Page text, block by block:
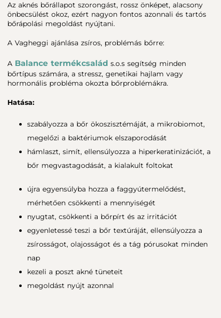
Az aknés bőrállapot szorongást, rossz önképet, alacsony
önbecsülést okoz, ezért nagyon fontos azonnali és tartós
bőrápolási megoldást nyújtani.
A Vagheggi ajánlása zsíros, problémás bőrre:
A Balance termékcsalád s.o.s segítség minden
bőrtípus számára, a stressz, genetikai hajlam vagy
hormonális probléma okozta bőrproblémákra.
Hatása:
szabályozza a bőr ökoszisztémáját, a mikrobiomot,
megelőzi a baktériumok elszaporodását
hámlaszt, simít, ellensúlyozza a hiperkeratinizációt, a
bőr megvastagodását, a kialakult foltokat
újra egyensúlyba hozza a faggyútermelődést,
mérhetően csökkenti a mennyiségét
nyugtat, csökkenti a bőrpírt és az irritációt
egyenletessé teszi a bőr textúráját, ellensúlyozza a
zsírosságot, olajosságot és a tág pórusokat minden
nap
kezeli a poszt akné tüneteit
megoldást nyújt azonnal